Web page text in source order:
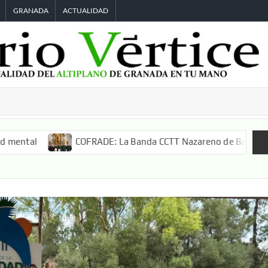
GRANADA ACTUALIDAD
COFRADE: La Banda CCTT Nazareno de Baza